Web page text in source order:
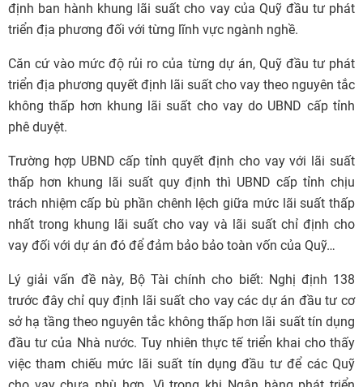
định ban hành khung lãi suất cho vay của Quỹ đầu tư phát
triển địa phương đối với từng lĩnh vực ngành nghề.
Căn cứ vào mức độ rủi ro của từng dự án, Quỹ đầu tư phát
triển địa phương quyết định lãi suất cho vay theo nguyên tắc
không thấp hơn khung lãi suất cho vay do UBND cấp tỉnh
phê duyệt.
Trường hợp UBND cấp tỉnh quyết định cho vay với lãi suất
thấp hơn khung lãi suất quy định thì UBND cấp tỉnh chịu
trách nhiệm cấp bù phần chênh lệch giữa mức lãi suất thấp
nhất trong khung lãi suất cho vay và lãi suất chỉ định cho
vay đối với dự án đó để đảm bảo bảo toàn vốn của Quỹ…
Lý giải vấn đề này, Bộ Tài chính cho biết: Nghị định 138
trước đây chỉ quy định lãi suất cho vay các dự án đầu tư cơ
sở hạ tầng theo nguyên tắc không thấp hơn lãi suất tín dụng
đầu tư của Nhà nước. Tuy nhiên thực tế triển khai cho thấy
việc tham chiếu mức lãi suất tín dụng đầu tư để các Quỹ